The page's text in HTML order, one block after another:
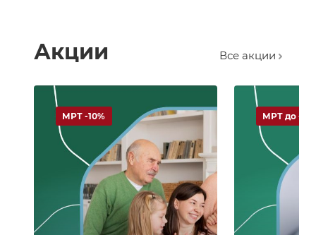
Акции Все акции
МРТ -10% МРТ до -50